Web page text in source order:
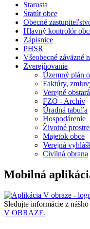
Starosta
Štatút obce
Obecné
Hlavný kontrolór
Zápisnice
PHSR
Všeobecné záväzné
Zverejňovanie
Územný plán
Faktúry,
Verejné
FZO - Archív
Úradná tabuľa
Hospodárenie
Životné
Majetok obce
Verejná
Civilná obrana
Mobilná
Sledujte informácie z
V OBRAZE.